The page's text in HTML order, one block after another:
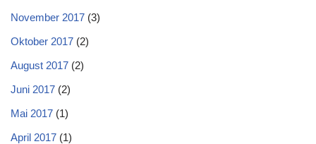
November 2017 (3)
Oktober 2017 (2)
August 2017 (2)
Juni 2017 (2)
Mai 2017 (1)
April 2017 (1)